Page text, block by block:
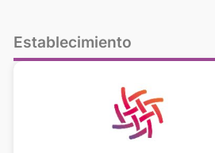
Establecimiento